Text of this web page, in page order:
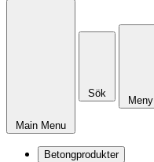
Main Menu
Sök
Meny
Betongprodukter